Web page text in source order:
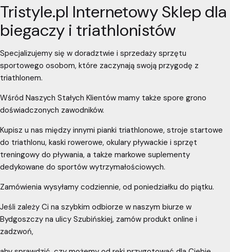
Tristyle.pl Internetowy Sklep dla
biegaczy i triathlonistów
Specjalizujemy się w doradztwie i sprzedaży sprzętu
sportowego osobom, które zaczynają swoją przygodę z
triathlonem.
Wśród Naszych Stałych Klientów mamy także spore grono
doświadczonych zawodników.
Kupisz u nas między innymi pianki triathlonowe, stroje startowe
do triathlonu, kaski rowerowe, okulary pływackie i sprzęt
treningowy do pływania, a także markowe suplementy
dedykowane do sportów wytrzymałościowych.
Zamówienia wysyłamy codziennie, od poniedziałku do piątku.
Jeśli zależy Ci na szybkim odbiorze w naszym biurze w
Bydgoszczy na ulicy Szubińskiej, zamów produkt online i
zadzwoń,